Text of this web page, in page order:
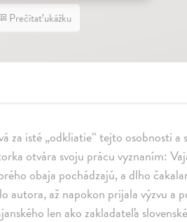
Prečítať ukážku
za isté „odkliatie“ tejto osobnosti
otvára svoju prácu vyznaním:
obaja pochádzajú, a dlho
autora, až napokon prijala výzvu a
len ako zakladateľa